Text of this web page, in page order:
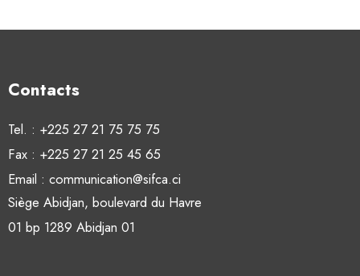
Contacts
Tel. : +225 27 21 75 75 75
Fax : +225 27 21 25 45 65
Email : communication@sifca.ci
Siège Abidjan, boulevard du Havre
01 bp 1289 Abidjan 01